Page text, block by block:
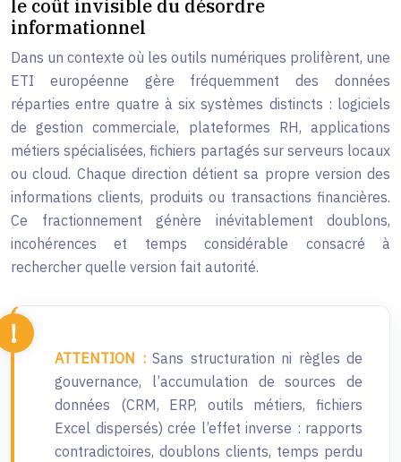
le coût invisible du désordre
informationnel
Dans un contexte où les outils numériques prolifèrent, une
ETI européenne gère fréquemment des données
réparties entre quatre à six systèmes distincts : logiciels
de gestion commerciale, plateformes RH, applications
métiers spécialisées, fichiers partagés sur serveurs locaux
ou cloud. Chaque direction détient sa propre version des
informations clients, produits ou transactions financières.
Ce fractionnement génère inévitablement doublons,
incohérences et temps considérable consacré à
rechercher quelle version fait autorité.
ATTENTION :Sans structuration ni règles de
gouvernance, l’accumulation de sources de
données (CRM, ERP, outils métiers, fichiers
Excel dispersés) crée l’effet inverse : rapports
contradictoires, doublons clients, temps perdu